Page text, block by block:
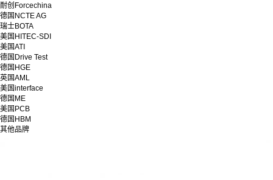
耐创Forcechina
德国NCTE AG
瑞士BOTA
美国HITEC-SDI
美国ATI
德国Drive Test
德国HGE
英国AML
美国interface
德国ME
美国PCB
德国HBM
其他品牌